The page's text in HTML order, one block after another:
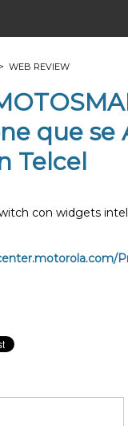
> WEB REVIEW
que se
Telcel
con widgets